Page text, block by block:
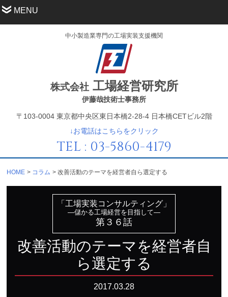
MENU
中小製造業専門の工場実装支援機関
株式会社工場経営研究所
伊藤哉技術士事務所
〒103-0004 東京都中央区東日本橋2-28-4 日本橋CETビル2階
↓お電話はこちらをクリック
TEL : 03-5860-4179
HOME コラム 改善活動のテーマを経営者自ら選定する
「工場実装コンサルティング」
—儲かる工場経営を目指して—
第３６話
改善活動のテーマを経営者自
ら選定する
2017.03.28